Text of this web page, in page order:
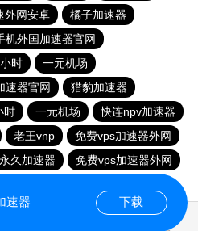
外网安卓
橘子加速器
机外国加速器官网
时
一元机场
速器官网
猎豹加速器
时 一元机场
快连npv加速器
老王vnp
免费vps加速器外网
久加速器
免费vps加速器外网
速器 下载